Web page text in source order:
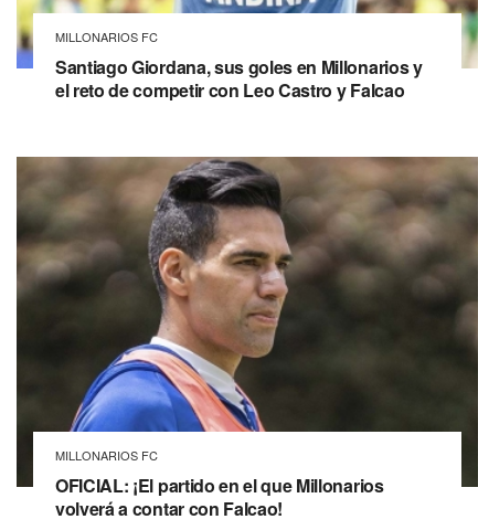
MILLONARIOS FC
Santiago Giordana, sus goles en Millonarios y
el reto de competir con Leo Castro y Falcao
MILLONARIOS FC
OFICIAL: ¡El partido en el que Millonarios
volverá a contar con Falcao!